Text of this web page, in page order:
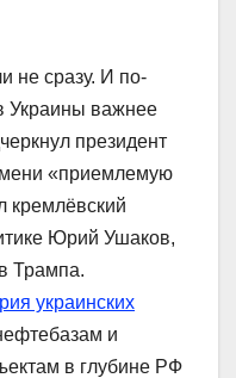
не сразу. И по-
Украины важнее
президент
«приемлемую
кремлёвский
Юрий Ушаков,
Трампа.
украинских
и
в глубине РФ